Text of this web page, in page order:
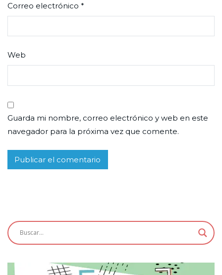
Correo electrónico *
Web
Guarda mi nombre, correo electrónico y web en este
navegador para la próxima vez que comente.